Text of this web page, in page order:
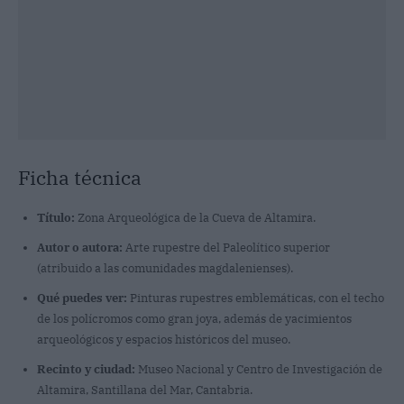
Ficha técnica
Título: Zona Arqueológica de la Cueva de Altamira.
Autor o autora: Arte rupestre del Paleolítico superior
(atribuido a las comunidades magdalenienses).
Qué puedes ver: Pinturas rupestres emblemáticas, con el techo
de los polícromos como gran joya, además de yacimientos
arqueológicos y espacios históricos del museo.
Recinto y ciudad: Museo Nacional y Centro de Investigación de
Altamira, Santillana del Mar, Cantabria.